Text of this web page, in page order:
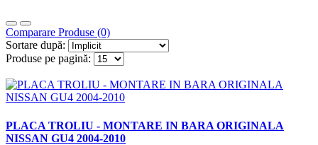
Comparare Produse (0)
Sortare după:
Produse pe pagină:
PLACA TROLIU - MONTARE IN BARA ORIGINALA
NISSAN GU4 2004-2010